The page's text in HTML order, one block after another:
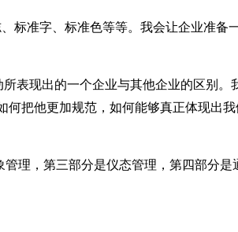
标准字、标准色等等。我会让企业准备
表现出的一个企业与其他企业的区别。
把他更加规范，如何能够真正体现出
理，第三部分是仪态管理，第四部分是